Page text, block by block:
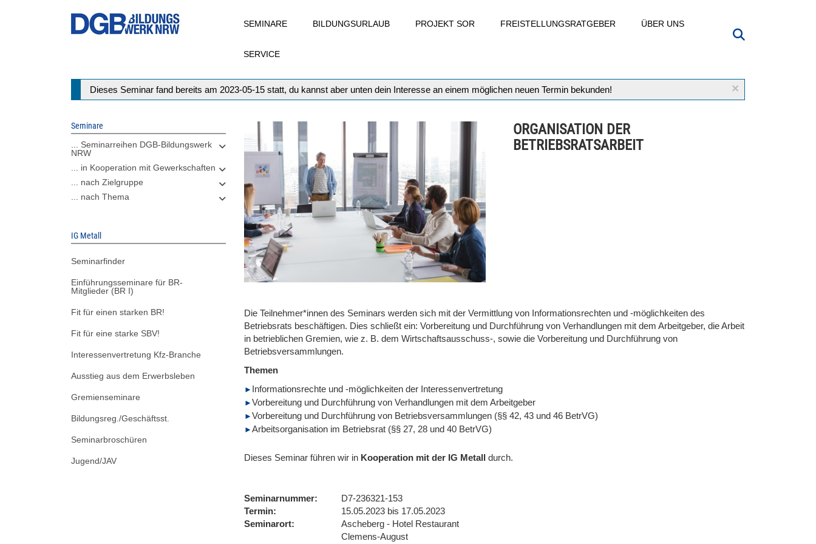
SEMINARE BILDUNGSURLAUB PROJEKT SOR FREISTELLUNGSRATGEBER ÜBER UNS
SERVICE
×
Statusmeldung
Dieses Seminar fand bereits am 2023-05-15 statt, du kannst aber unten dein Interesse an einem möglichen neuen Termin bekunden!
Seminare
... Seminarreihen DGB-Bildungswerk
NRW
... in Kooperation mit Gewerkschaften
... nach Zielgruppe
... nach Thema
IG Metall
Seminarfinder
Einführungsseminare für BR-
Mitglieder (BR I)
Fit für einen starken BR!
Fit für eine starke SBV!
Interessenvertretung Kfz-Branche
Ausstieg aus dem Erwerbsleben
Gremienseminare
Bildungsreg./Geschäftsst.
Seminarbroschüren
Jugend/JAV
ORGANISATION DER
BETRIEBSRATSARBEIT
Die Teilnehmer*innen des Seminars werden sich mit der Vermittlung von Informationsrechten und -möglichkeiten des
Betriebsrats beschäftigen. Dies schließt ein: Vorbereitung und Durchführung von Verhandlungen mit dem Arbeitgeber, die Arbeit
in betrieblichen Gremien, wie z. B. dem Wirtschaftsausschuss-, sowie die Vorbereitung und Durchführung von
Betriebsversammlungen.
Themen
Informationsrechte und -möglichkeiten der Interessenvertretung
Vorbereitung und Durchführung von Verhandlungen mit dem Arbeitgeber
Vorbereitung und Durchführung von Betriebsversammlungen (§§ 42, 43 und 46 BetrVG)
Arbeitsorganisation im Betriebsrat (§§ 27, 28 und 40 BetrVG)
Dieses Seminar führen wir in Kooperation mit der IG Metall durch.
Seminarnummer
D7-236321-153
Termin
15.05.2023 bis 17.05.2023
Seminarort
Ascheberg - Hotel Restaurant
Clemens-August